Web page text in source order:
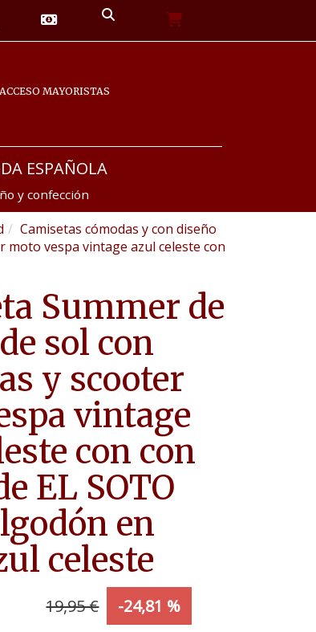
ACCESO MAYORISTAS
ESPAÑOLA
y confección
Camisetas cómodas y con diseño
moto vespa vintage azul celeste con
Summer de
sol con
y scooter
vintage
con con
EL SOTO
en
celeste
19,95 € -24,81 %